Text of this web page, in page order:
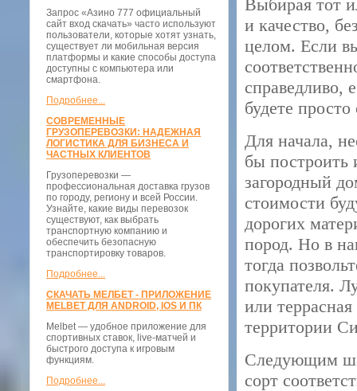
Запрос «Азино 777 официальный
сайт вход скачать» часто используют
пользователи, которые хотят узнать,
существует ли мобильная версия
платформы и какие способы доступа
доступны с компьютера или
смартфона.
Подробнее...
СОВРЕМЕННЫЕ
ГРУЗОПЕРЕВОЗКИ: НАДЕЖНАЯ
ЛОГИСТИКА ДЛЯ БИЗНЕСА И
ЧАСТНЫХ КЛИЕНТОВ
Грузоперевозки —
профессиональная доставка грузов
по городу, региону и всей России.
Узнайте, какие виды перевозок
существуют, как выбрать
транспортную компанию и
обеспечить безопасную
транспортировку товаров.
Подробнее...
СКАЧАТЬ МЕЛБЕТ - ПРИЛОЖЕНИЕ
MELBET ДЛЯ ANDROID, IOS И ПК
Melbet — удобное приложение для
спортивных ставок, live-матчей и
быстрого доступа к игровым
функциям.
Подробнее...
Выбирая тот
и качество,
целом. Если
справедливо,
будете
Для начала,
бы построить
загородный
стоимости
дорогих
пород. Но в
тогда
покупателя.
или
территории
Следующим
сорт